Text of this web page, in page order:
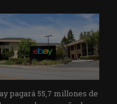
pagará 55,7 millones de